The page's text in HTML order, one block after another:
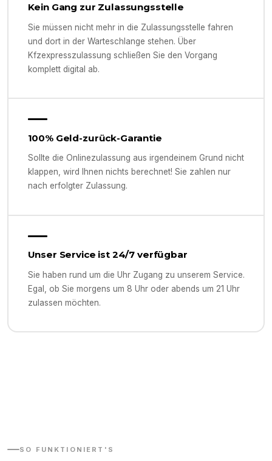
Kein Gang zur Zulassungsstelle
Sie müssen nicht mehr in die Zulassungsstelle fahren
und dort in der Warteschlange stehen. Über
Kfzexpresszulassung schließen Sie den Vorgang
komplett digital ab.
100% Geld-zurück-Garantie
Sollte die Onlinezulassung aus irgendeinem Grund nicht
klappen, wird Ihnen nichts berechnet! Sie zahlen nur
nach erfolgter Zulassung.
Unser Service ist 24/7 verfügbar
Sie haben rund um die Uhr Zugang zu unserem Service.
Egal, ob Sie morgens um 8 Uhr oder abends um 21 Uhr
zulassen möchten.
SO FUNKTIONIERT'S